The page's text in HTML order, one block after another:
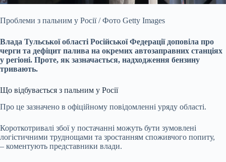
Проблеми з пальним у Росії / Фото Getty Images
Влада Тульської області Російської Федерації доповіла про
черги та дефіцит палива на окремих автозаправних станціях
у регіоні. Проте, як зазначається, надходження бензину
тривають.
Що відбувається з пальним у Росії
Про це зазначено в офіційному повідомленні уряду області.
Короткотривалі збої у постачанні можуть бути зумовлені
логістичними труднощами та зростанням споживчого попиту,
– коментують представники влади.